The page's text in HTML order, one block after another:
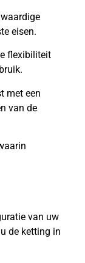
eisen.
flexibiliteit
met een
van de
van uw
de ketting in